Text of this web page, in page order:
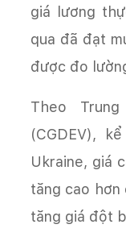
giá lương
qua đã đạt
được đo
Theo
(CGDEV),
Ukraine, giá
tăng cao
tăng giá đột